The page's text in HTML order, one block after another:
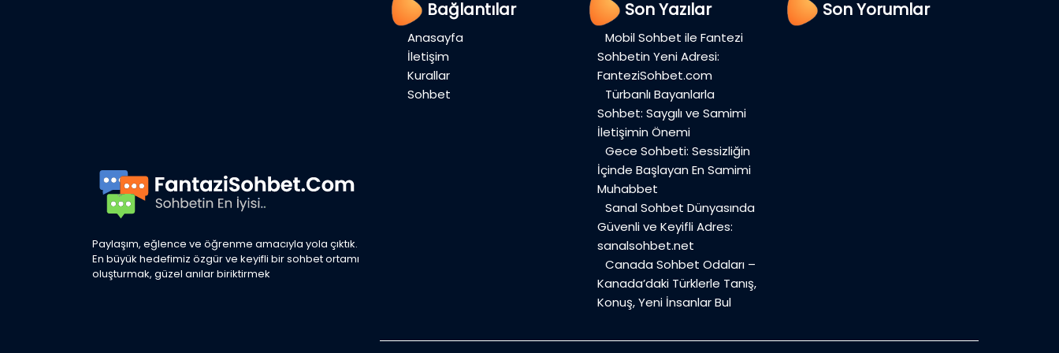
Paylaşım, eğlence ve öğrenme amacıyla yola çıktık.
En büyük hedefimiz özgür ve keyifli bir sohbet ortamı
oluşturmak, güzel anılar biriktirmek
Bağlantılar
Anasayfa
İletişim
Kurallar
Sohbet
Son Yazılar
Mobil Sohbet ile Fantezi
Sohbetin Yeni Adresi:
FanteziSohbet.com
Türbanlı Bayanlarla
Sohbet: Saygılı ve Samimi
İletişimin Önemi
Gece Sohbeti: Sessizliğin
İçinde Başlayan En Samimi
Muhabbet
Sanal Sohbet Dünyasında
Güvenli ve Keyifli Adres:
sanalsohbet.net
Canada Sohbet Odaları –
Kanada’daki Türklerle Tanış,
Konuş, Yeni İnsanlar Bul
Son Yorumlar